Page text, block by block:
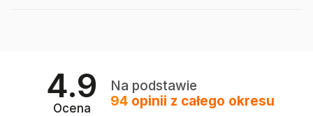
4.9
Ocena
Na podstawie
94 opinii z całego okresu